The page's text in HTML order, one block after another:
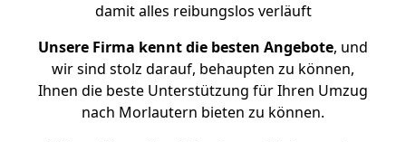
damit alles reibungslos verläuft
Unsere Firma kennt die besten Angebote, und
wir sind stolz darauf, behaupten zu können,
Ihnen die beste Unterstützung für Ihren Umzug
nach Morlautern bieten zu können.